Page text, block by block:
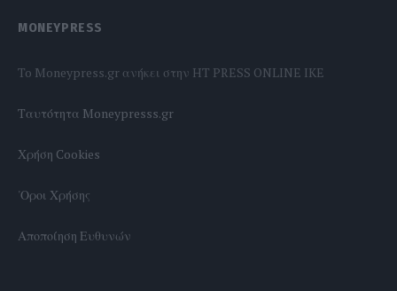
MONEYPRESS
To Moneypress.gr ανήκει στην HT PRESS ONLINE IKE
Tαυτότητα Moneypresss.gr
Χρήση Cookies
'Οροι Χρήσης
Αποποίηση Ευθυνών